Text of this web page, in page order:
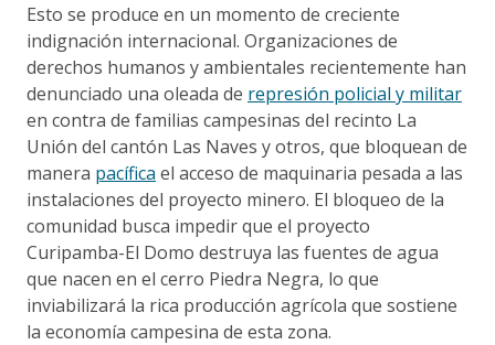
Esto se produce en un momento de creciente
indignación internacional. Organizaciones de
derechos humanos y ambientales recientemente han
denunciado una oleada de represión policial y militar
en contra de familias campesinas del recinto La
Unión del cantón Las Naves y otros, que bloquean de
manera pacífica el acceso de maquinaria pesada a las
instalaciones del proyecto minero. El bloqueo de la
comunidad busca impedir que el proyecto
Curipamba-El Domo destruya las fuentes de agua
que nacen en el cerro Piedra Negra, lo que
inviabilizará la rica producción agrícola que sostiene
la economía campesina de esta zona.